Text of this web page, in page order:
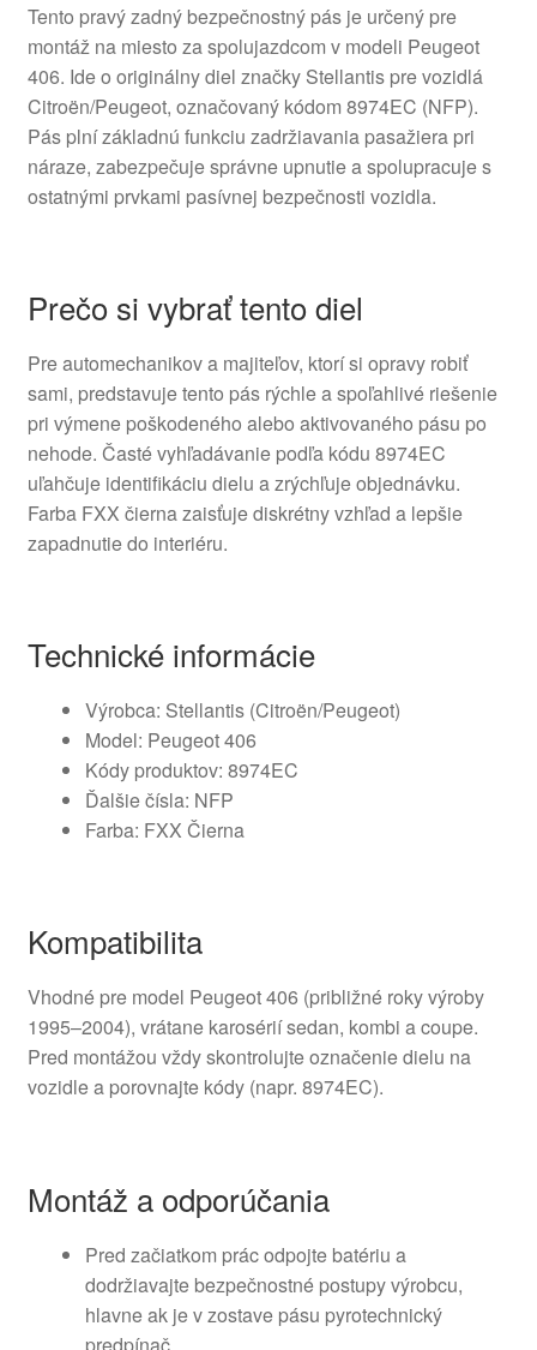
Tento pravý zadný bezpečnostný pás je určený pre
montáž na miesto za spolujazdcom v modeli Peugeot
406. Ide o originálny diel značky Stellantis pre vozidlá
Citroën/Peugeot, označovaný kódom 8974EC (NFP).
Pás plní základnú funkciu zadržiavania pasažiera pri
náraze, zabezpečuje správne upnutie a spolupracuje s
ostatnými prvkami pasívnej bezpečnosti vozidla.
Prečo si vybrať tento diel
Pre automechanikov a majiteľov, ktorí si opravy robiť
sami, predstavuje tento pás rýchle a spoľahlivé riešenie
pri výmene poškodeného alebo aktivovaného pásu po
nehode. Časté vyhľadávanie podľa kódu 8974EC
uľahčuje identifikáciu dielu a zrýchľuje objednávku.
Farba FXX čierna zaisťuje diskrétny vzhľad a lepšie
zapadnutie do interiéru.
Technické informácie
Výrobca: Stellantis (Citroën/Peugeot)
Model: Peugeot 406
Kódy produktov: 8974EC
Ďalšie čísla: NFP
Farba: FXX Čierna
Kompatibilita
Vhodné pre model Peugeot 406 (približné roky výroby
1995–2004), vrátane karosérií sedan, kombi a coupe.
Pred montážou vždy skontrolujte označenie dielu na
vozidle a porovnajte kódy (napr. 8974EC).
Montáž a odporúčania
Pred začiatkom prác odpojte batériu a
dodržiavajte bezpečnostné postupy výrobcu,
hlavne ak je v zostave pásu pyrotechnický
predpínač.